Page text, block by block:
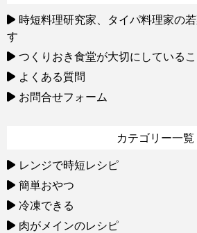
時短料理研究家、タイパ料理家の
す
つくりおき食堂が大切にしているこ
よくある質問
お問合せフォーム
カテゴリー一覧
レンジで時短レシピ
簡単おやつ
冷凍できる
肉がメインのレシピ